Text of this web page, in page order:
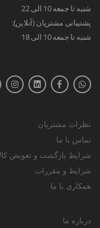
شنبه تا جمعه 10 الی 22
پشتیبانی مشتریان (آنلاین):
شنبه تا جمعه 10 الی 18
نظرات مشتریان
تماس با ما
شرایط بازگشت و تعویض
شرایط و مقررات
همکاری با ما
درباره ما